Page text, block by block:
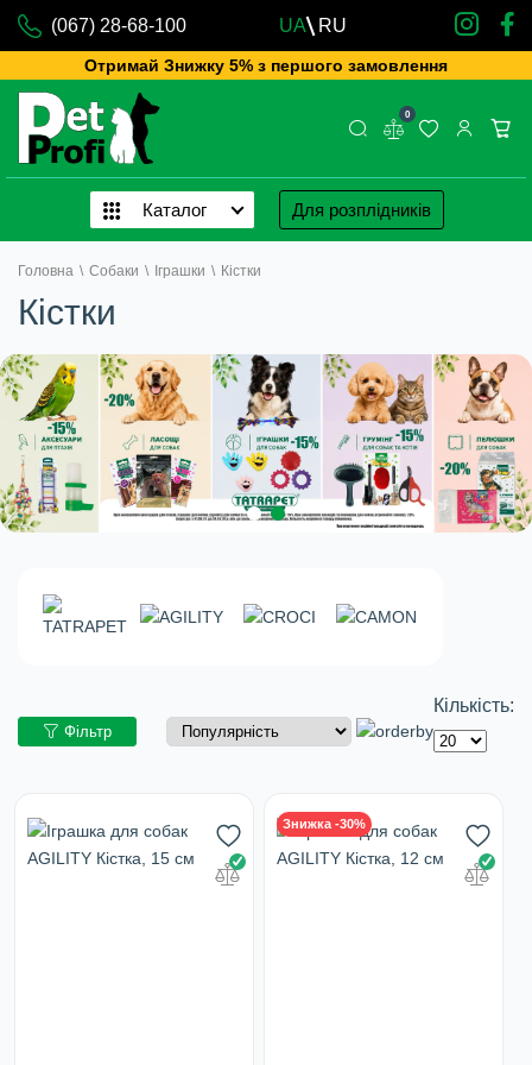
(067) 28-68-100 UA RU
Отримай Знижку 5% з першого замовлення
0
Каталог Для розплідників
Головна \ Собаки \ Іграшки \ Кістки
Кістки
Фільтр
Кількість:
Знижка -30%